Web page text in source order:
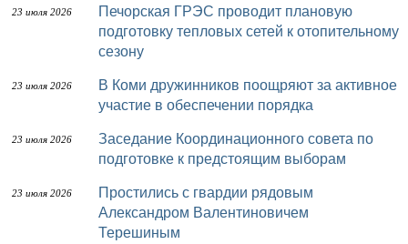
23 июля 2026
Печорская ГРЭС проводит плановую
подготовку тепловых сетей к отопительному
сезону
23 июля 2026
В Коми дружинников поощряют за активное
участие в обеспечении порядка
23 июля 2026
Заседание Координационного совета по
подготовке к предстоящим выборам
23 июля 2026
Простились с гвардии рядовым
Александром Валентиновичем
Терешиным